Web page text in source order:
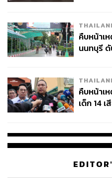
คืบหน้าเ
นนทบุรี ดั
คืบหน้าเ
เด็ก 14